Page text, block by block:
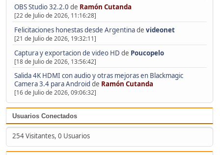
OBS Studio 32.2.0 de Ramón Cutanda
[22 de Julio de 2026, 11:16:28]
Felicitaciones honestas desde Argentinade videonet
[21 de Julio de 2026, 19:32:11]
Captura y exportacion de video HD de Poucopelo
[18 de Julio de 2026, 13:56:42]
Salida 4K HDMI con audio y otras mejoras en Blackmagic
Camera 3.4 para Android de Ramón Cutanda
[16 de Julio de 2026, 09:06:32]
Usuarios Conectados
254 Visitantes, 0 Usuarios